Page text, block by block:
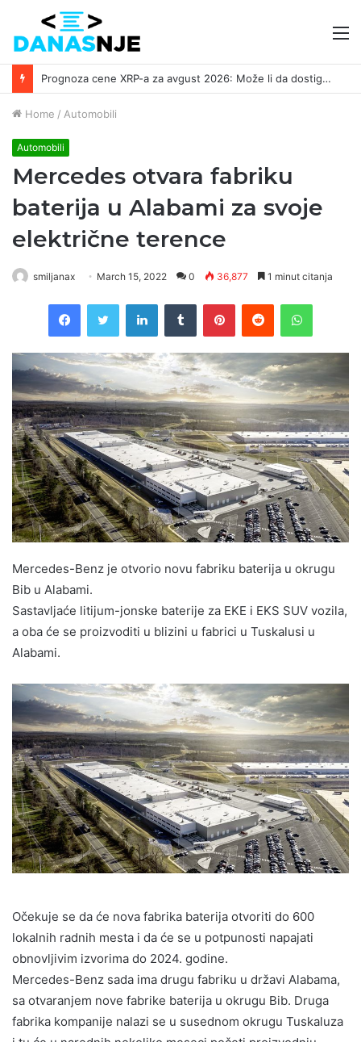
Prognoza cene XRP-a za avgust 2026: Može li da dostigne 1,50 dolara? ￼
Home / Automobili
Automobili
Mercedes otvara fabriku
baterija u Alabami za svoje
električne terence
smiljanax March 15, 2022 0 36,877 1 minut citanja
FacebookTwitter LinkedInTumblr PinterestReddit
Mercedes-Benz je otvorio novu fabriku baterija u okrugu
Bib u Alabami.
Sastavljaće litijum-jonske baterije za EKE i EKS SUV vozila,
a oba će se proizvoditi u blizini u fabrici u Tuskalusi u
Alabami.
Očekuje se da će nova fabrika baterija otvoriti do 600
lokalnih radnih mesta i da će se u potpunosti napajati
obnovljivim izvorima do 2024. godine.
Mercedes-Benz sada ima drugu fabriku u državi Alabama,
sa otvaranjem nove fabrike baterija u okrugu Bib. Druga
fabrika kompanije nalazi se u susednom okrugu Tuskaluza